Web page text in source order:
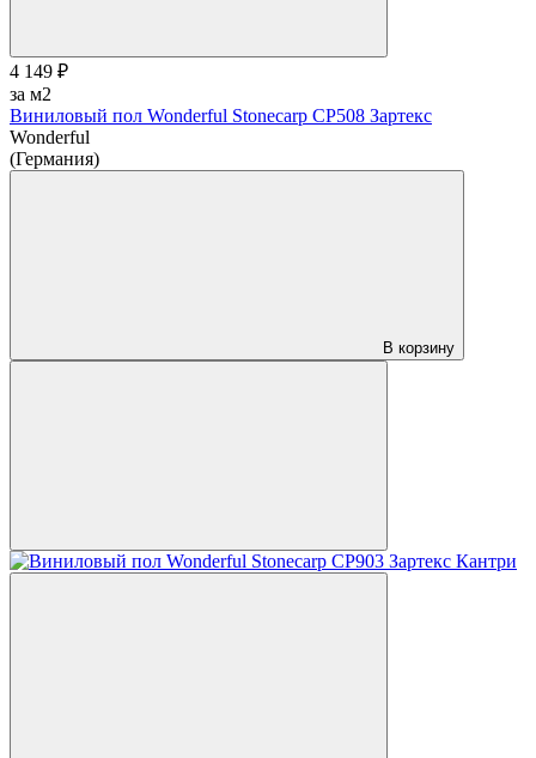
4 149 ₽
за м2
Виниловый пол Wonderful Stonecarp CP508 Зартекс
Wonderful
(Германия)
В корзину